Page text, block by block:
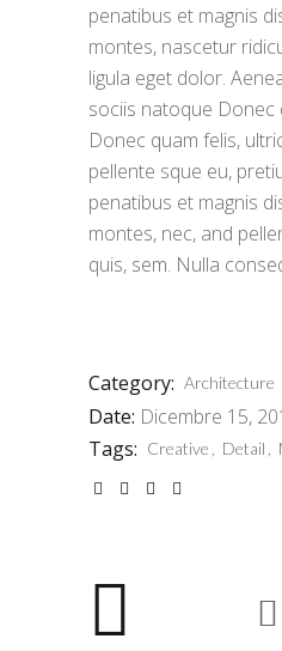
penatibus et magnis
montes, nascetur
ligula eget dolor.
sociis natoque Donec
Donec quam felis,
pellente sque eu,
penatibus et magnis
montes, nec, and
quis, sem. Nulla
Category: Architecture
Date: Dicembre 15,
Tags: Creative Detail